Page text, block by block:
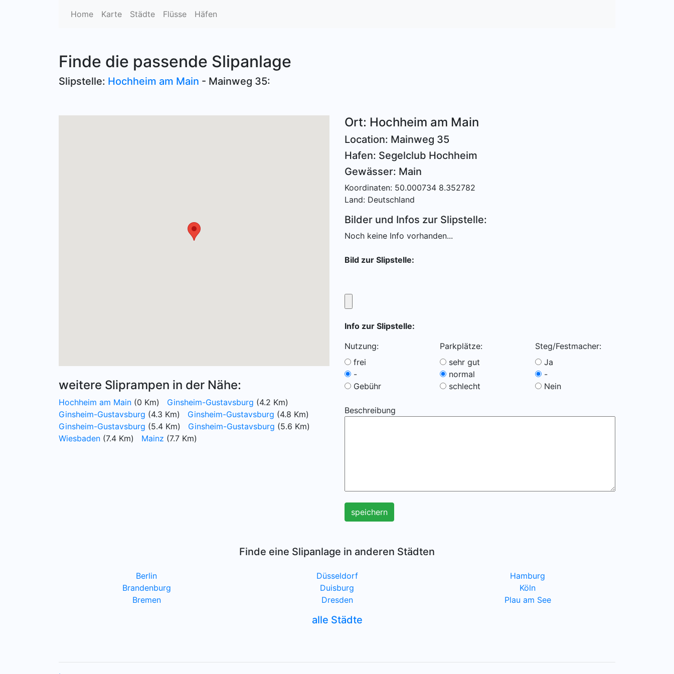
Home Karte Städte Flüsse Häfen
Finde die passende Slipanlage
Slipstelle: Hochheim am Main - Mainweg 35:
weitere Sliprampen in der Nähe:
Hochheim am Main (0 Km) Ginsheim-Gustavsburg (4.2 Km)
Ginsheim-Gustavsburg (4.3 Km) Ginsheim-Gustavsburg (4.8 Km)
Ginsheim-Gustavsburg (5.4 Km) Ginsheim-Gustavsburg (5.6 Km)
Wiesbaden (7.4 Km) Mainz (7.7 Km)
Ort: Hochheim am Main
Location: Mainweg 35
Hafen: Segelclub Hochheim
Gewässer: Main
Koordinaten: 50.000734 8.352782
Land: Deutschland
Bilder und Infos zur Slipstelle:
Noch keine Info vorhanden...
Bild zur Slipstelle:
Info zur Slipstelle:
Nutzung:
frei
-
Gebühr
Parkplätze:
sehr gut
normal
schlecht
Steg/Festmacher:
Ja
-
Nein
Beschreibung
speichern
Finde eine Slipanlage in anderen Städten
Berlin
Brandenburg
Bremen
Düsseldorf
Duisburg
Dresden
Hamburg
Köln
Plau am See
alle Städte